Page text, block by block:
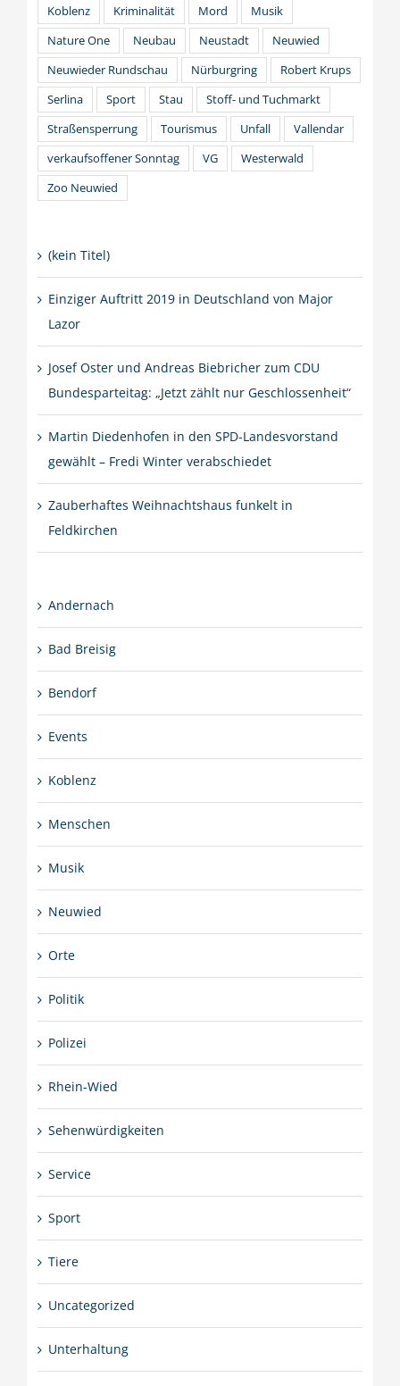
Koblenz
Kriminalität Mord
Musik
Nature One
Neubau Neustadt
Neuwied
Neuwieder Rundschau
Nürburgring
Robert Krups
Serlina
Sport Stau
Stoff- und Tuchmarkt
Straßensperrung
Tourismus Unfall
Vallendar
verkaufsoffener Sonntag
VG
Westerwald
Zoo Neuwied
(kein Titel)
Einziger Auftritt 2019 in Deutschland von Major
Lazor
Josef Oster und Andreas Biebricher zum CDU
Bundesparteitag: „Jetzt zählt nur Geschlossenheit“
Martin Diedenhofen in den SPD-Landesvorstand
gewählt – Fredi Winter verabschiedet
Zauberhaftes Weihnachtshaus funkelt in
Feldkirchen
Andernach
Bad Breisig
Bendorf
Events
Koblenz
Menschen
Musik
Neuwied
Orte
Politik
Polizei
Rhein-Wied
Sehenwürdigkeiten
Service
Sport
Tiere
Uncategorized
Unterhaltung